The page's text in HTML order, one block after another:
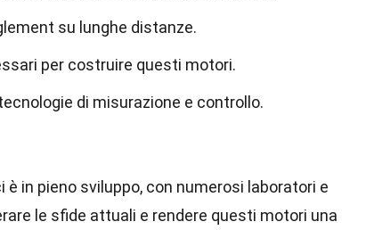
su lunghe distanze.
per costruire questi motori.
di misurazione e controllo.
in pieno sviluppo, con numerosi laboratori e
le sfide attuali e rendere questi motori una